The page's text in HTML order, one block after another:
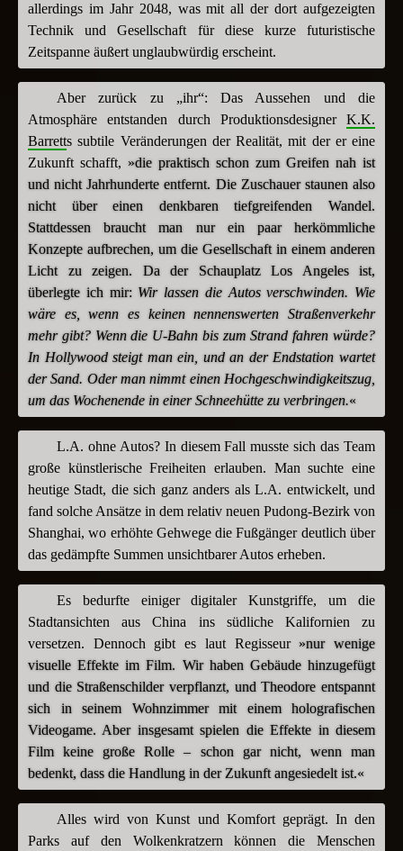
allerdings im Jahr 2048, was mit all der dort aufgezeigten
Technik und Gesellschaft für diese kurze futuristische
Zeitspanne äußert unglaubwürdig erscheint.
Aber zurück zu „ihr“: Das Aussehen und die
Atmosphäre entstanden durch Produktionsdesigner K.K.
Barretts subtile Veränderungen der Realität, mit der er eine
Zukunft schafft, »die praktisch schon zum Greifen nah ist
und nicht Jahrhunderte entfernt. Die Zuschauer staunen also
nicht über einen denkbaren tiefgreifenden Wandel.
Stattdessen braucht man nur ein paar herkömmliche
Konzepte aufbrechen, um die Gesellschaft in einem anderen
Licht zu zeigen. Da der Schauplatz Los Angeles ist,
überlegte ich mir: Wir lassen die Autos verschwinden. Wie
wäre es, wenn es keinen nennenswerten Straßenverkehr
mehr gibt? Wenn die U-Bahn bis zum Strand fahren würde?
In Hollywood steigt man ein, und an der Endstation wartet
der Sand. Oder man nimmt einen Hochgeschwindigkeitszug,
um das Wochenende in einer Schneehütte zu verbringen.«
L.A. ohne Autos? In diesem Fall musste sich das Team
große künstlerische Freiheiten erlauben. Man suchte eine
heutige Stadt, die sich ganz anders als L.A. entwickelt, und
fand solche Ansätze in dem relativ neuen Pudong-Bezirk von
Shanghai, wo erhöhte Gehwege die Fußgänger deutlich über
das gedämpfte Summen unsichtbarer Autos erheben.
Es bedurfte einiger digitaler Kunstgriffe, um die
Stadtansichten aus China ins südliche Kalifornien zu
versetzen. Dennoch gibt es laut Regisseur»nur wenige
visuelle Effekte im Film. Wir haben Gebäude hinzugefügt
und die Straßenschilder verpflanzt, und Theodore entspannt
sich in seinem Wohnzimmer mit einem holografischen
Videogame. Aber insgesamt spielen die Effekte in diesem
Film keine große Rolle – schon gar nicht, wenn man
bedenkt, dass die Handlung in der Zukunft angesiedelt ist.«
Alles wird von Kunst und Komfort geprägt. In den
Parks auf den Wolkenkratzern können die Menschen